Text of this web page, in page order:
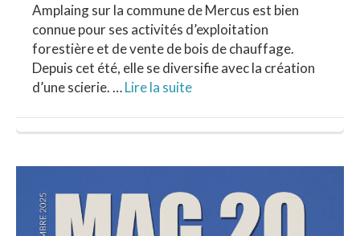
Amplaing sur la commune de Mercus est bien
connue pour ses activités d’exploitation
forestière et de vente de bois de chauffage.
Depuis cet été, elle se diversifie avec la création
d’une scierie. …Lire la suite